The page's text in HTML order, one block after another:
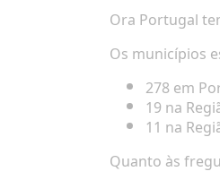
Ora Portugal
Os municípios
278em
19 na
11 na
Quanto às